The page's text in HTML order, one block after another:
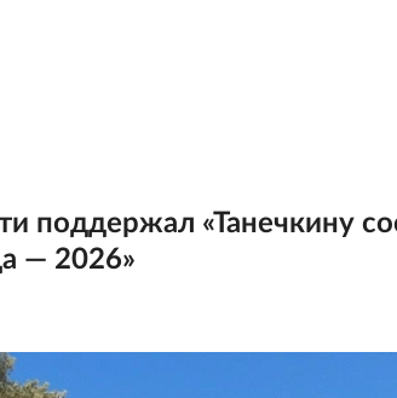
поддержал «Танечкину
— 2026»